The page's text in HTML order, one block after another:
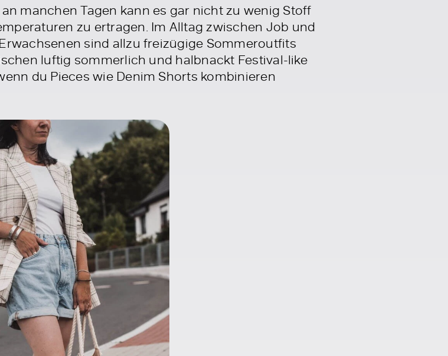
manchen Tagen kann es gar nicht zu wenig Stoff
zu ertragen. Im Alltag zwischen Job und
sind allzu freizügige Sommeroutfits
luftig sommerlich und halbnackt Festival-like
du Pieces wie Denim Shorts kombinieren